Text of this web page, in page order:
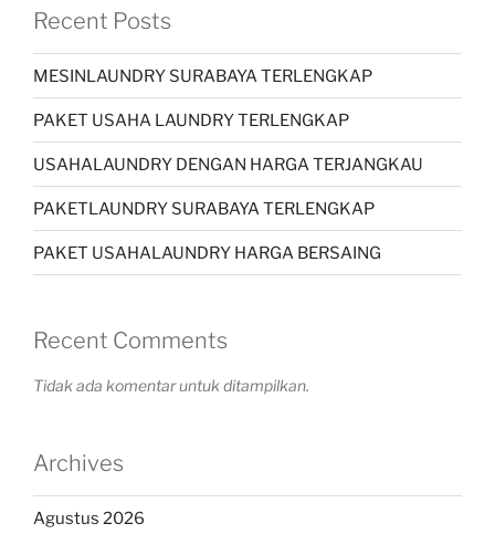
Recent Posts
MESINLAUNDRY SURABAYA TERLENGKAP
PAKET USAHA LAUNDRY TERLENGKAP
USAHALAUNDRY DENGAN HARGA TERJANGKAU
PAKETLAUNDRY SURABAYA TERLENGKAP
PAKET USAHALAUNDRY HARGA BERSAING
Recent Comments
Tidak ada komentar untuk ditampilkan.
Archives
Agustus 2026